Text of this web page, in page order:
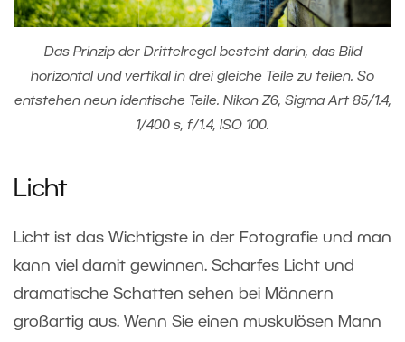
Das Prinzip der Drittelregel besteht darin, das Bild
horizontal und vertikal in drei gleiche Teile zu teilen. So
entstehen neun identische Teile. Nikon Z6, Sigma Art 85/1.4,
1/400 s, f/1.4, ISO 100.
Licht
Licht ist das Wichtigste in der Fotografie und man
kann viel damit gewinnen. Scharfes Licht und
dramatische Schatten sehen bei Männern
großartig aus. Wenn Sie einen muskulösen Mann